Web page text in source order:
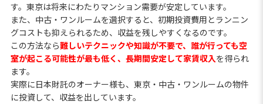
す。東京は将来にわたりマンション需要が安定しています。
また、中古・ワンルームを選択すると、初期投資費用とランニン
グコストも抑えられるため、収益を残しやすくなるのです。
この方法なら難しいテクニックや知識が不要で、誰が行っても空
室が起こる可能性が最も低く、長期間安定して家賃収入を得られ
ます。
実際に日本財託のオーナー様も、東京・中古・ワンルームの物件
に投資して、収益を出しています。